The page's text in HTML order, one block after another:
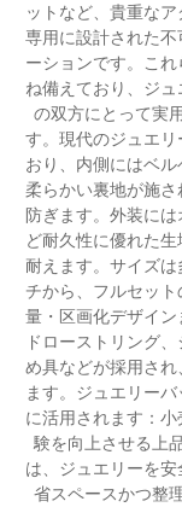
ットなど、貴重な
専用に設計された
ーションです。こ
ね備えており、ジ
の双方にとって実
す。現代のジュエ
おり、内側にはベ
柔らかい裏地が施
防ぎます。外装に
ど耐久性に優れた
耐えます。サイズ
チから、フルセッ
量・区画化デザイン
ドローストリング
め具などが採用さ
ます。ジュエリー
に活用されます：
験を向上させる上
は、ジュエリーを安
省スペースかつ整